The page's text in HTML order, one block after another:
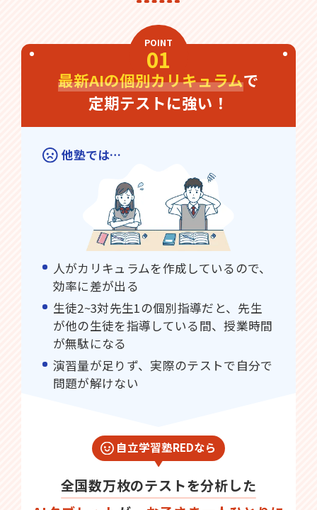
POINT
01
最新AIの個別カリキュラムで
定期テストに強い！
他塾では…
人がカリキュラムを作成しているので、
効率に差が出る
生徒2~3対先生1の個別指導だと、先生
が他の生徒を指導している間、授業時間
が無駄になる
演習量が足りず、実際のテストで自分で
問題が解けない
自立学習塾REDなら
全国数万枚のテストを分析した